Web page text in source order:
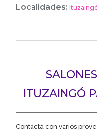
Localidades:Ituzaingó
ITUZAINGÓ
Contactá con varios